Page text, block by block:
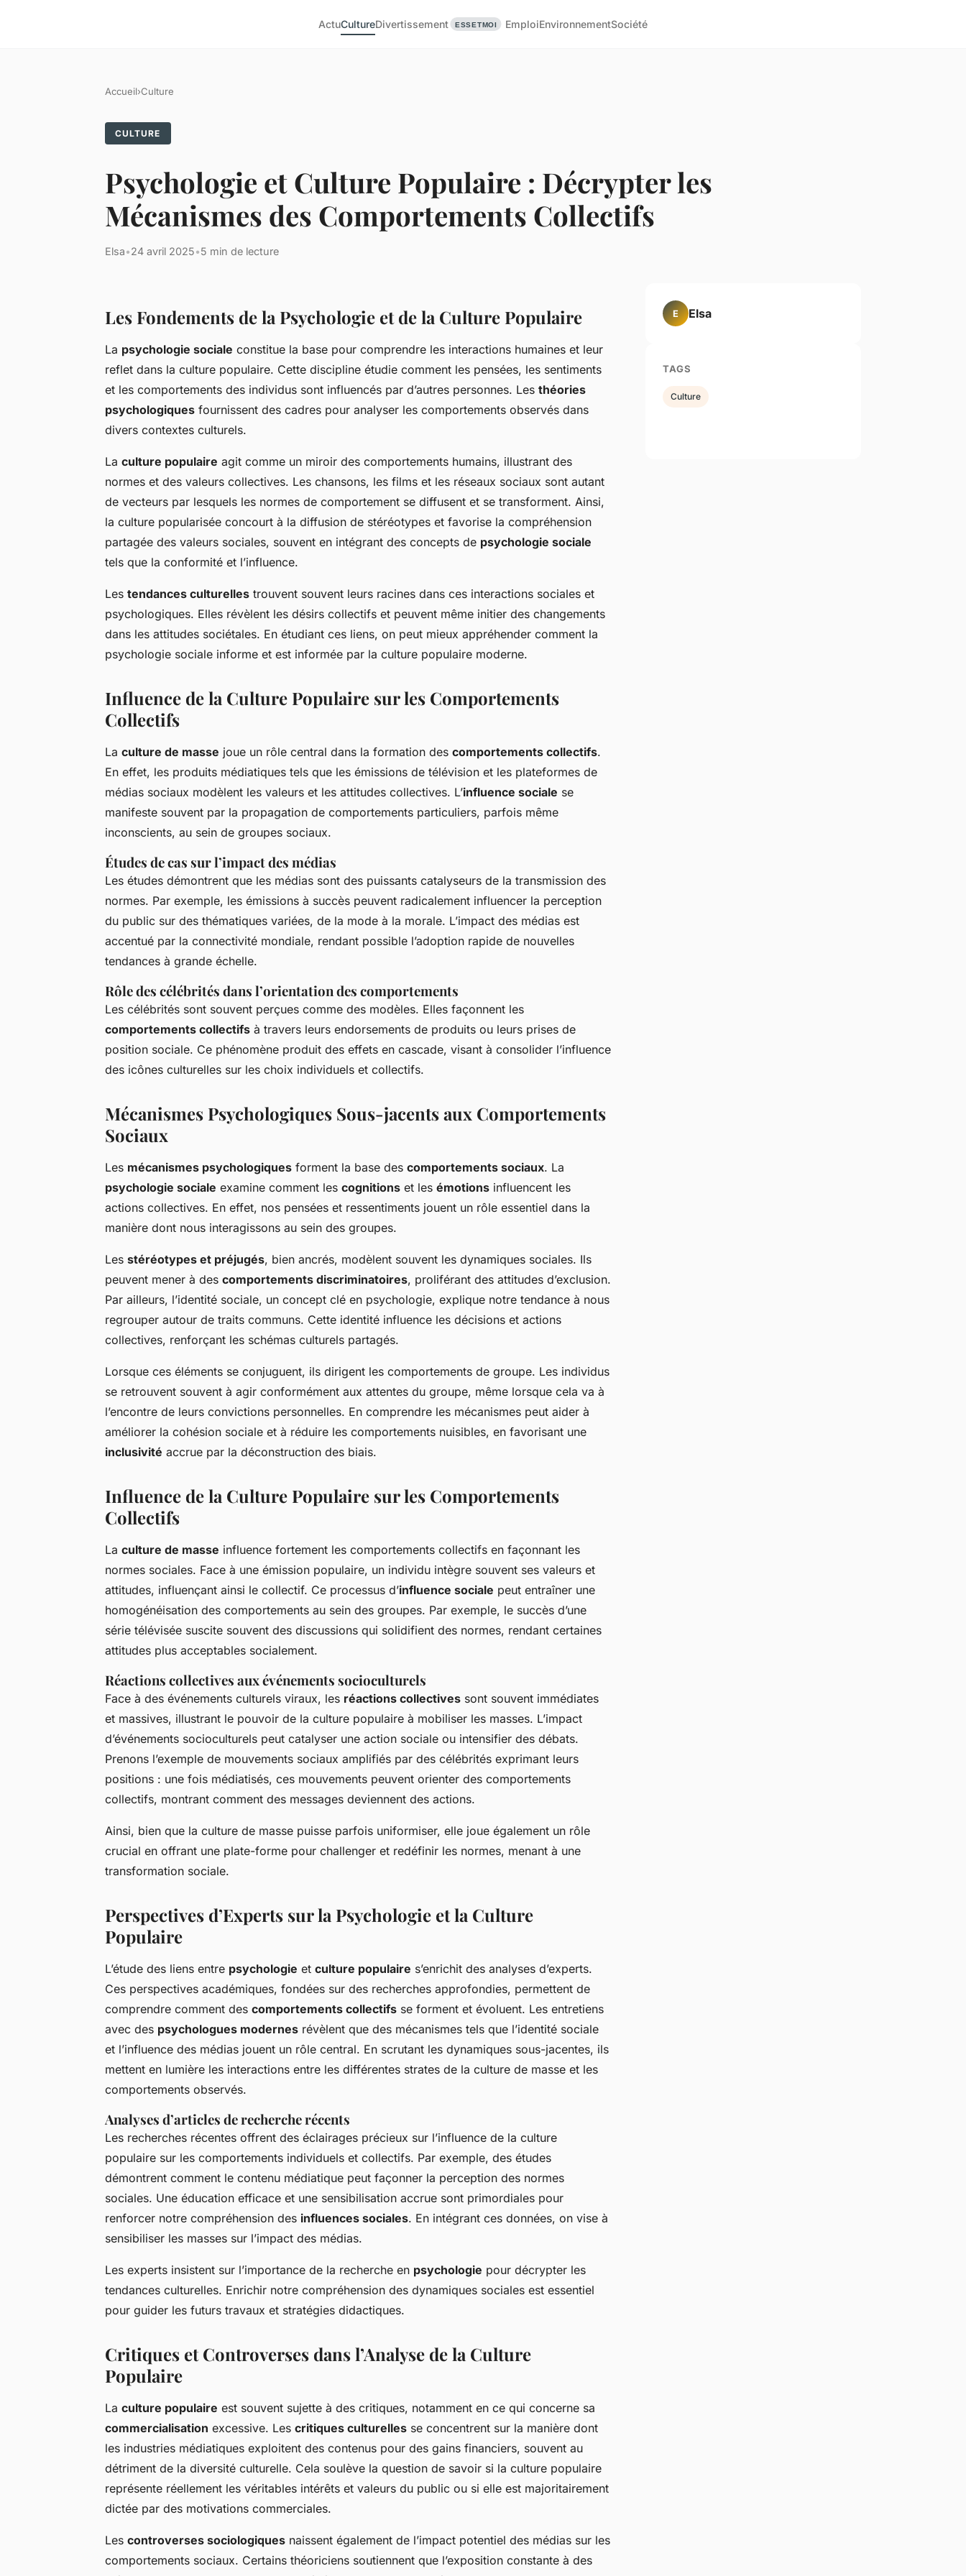
ActuCultureDivertissement EmploiEnvironnementSociété
Accueil›Culture
CULTURE
Psychologie et Culture Populaire : Décrypter les
Mécanismes des Comportements Collectifs
Elsa•24 avril 2025•5 min de lecture
Les Fondements de la Psychologie et de la Culture Populaire
La psychologie sociale constitue la base pour comprendre les interactions humaines et leur
reflet dans la culture populaire. Cette discipline étudie comment les pensées, les sentiments
et les comportements des individus sont influencés par d’autres personnes. Les théories
psychologiques fournissent des cadres pour analyser les comportements observés dans
divers contextes culturels.
La culture populaire agit comme un miroir des comportements humains, illustrant des
normes et des valeurs collectives. Les chansons, les films et les réseaux sociaux sont autant
de vecteurs par lesquels les normes de comportement se diffusent et se transforment. Ainsi,
la culture popularisée concourt à la diffusion de stéréotypes et favorise la compréhension
partagée des valeurs sociales, souvent en intégrant des concepts de psychologie sociale
tels que la conformité et l’influence.
Les tendances culturelles trouvent souvent leurs racines dans ces interactions sociales et
psychologiques. Elles révèlent les désirs collectifs et peuvent même initier des changements
dans les attitudes sociétales. En étudiant ces liens, on peut mieux appréhender comment la
psychologie sociale informe et est informée par la culture populaire moderne.
Influence de la Culture Populaire sur les Comportements
Collectifs
La culture de masse joue un rôle central dans la formation des comportements collectifs.
En effet, les produits médiatiques tels que les émissions de télévision et les plateformes de
médias sociaux modèlent les valeurs et les attitudes collectives. L’influence sociale se
manifeste souvent par la propagation de comportements particuliers, parfois même
inconscients, au sein de groupes sociaux.
Études de cas sur l’impact des médias
Les études démontrent que les médias sont des puissants catalyseurs de la transmission des
normes. Par exemple, les émissions à succès peuvent radicalement influencer la perception
du public sur des thématiques variées, de la mode à la morale. L’impact des médias est
accentué par la connectivité mondiale, rendant possible l’adoption rapide de nouvelles
tendances à grande échelle.
Rôle des célébrités dans l’orientation des comportements
Les célébrités sont souvent perçues comme des modèles. Elles façonnent les
comportements collectifs à travers leurs endorsements de produits ou leurs prises de
position sociale. Ce phénomène produit des effets en cascade, visant à consolider l’influence
des icônes culturelles sur les choix individuels et collectifs.
Mécanismes Psychologiques Sous-jacents aux Comportements
Sociaux
Les mécanismes psychologiques forment la base des comportements sociaux. La
psychologie sociale examine comment les cognitions et les émotions influencent les
actions collectives. En effet, nos pensées et ressentiments jouent un rôle essentiel dans la
manière dont nous interagissons au sein des groupes.
Les stéréotypes et préjugés, bien ancrés, modèlent souvent les dynamiques sociales. Ils
peuvent mener à des comportements discriminatoires, proliférant des attitudes d’exclusion.
Par ailleurs, l’identité sociale, un concept clé en psychologie, explique notre tendance à nous
regrouper autour de traits communs. Cette identité influence les décisions et actions
collectives, renforçant les schémas culturels partagés.
Lorsque ces éléments se conjuguent, ils dirigent les comportements de groupe. Les individus
se retrouvent souvent à agir conformément aux attentes du groupe, même lorsque cela va à
l’encontre de leurs convictions personnelles. En comprendre les mécanismes peut aider à
améliorer la cohésion sociale et à réduire les comportements nuisibles, en favorisant une
inclusivité accrue par la déconstruction des biais.
Influence de la Culture Populaire sur les Comportements
Collectifs
La culture de masse influence fortement les comportements collectifs en façonnant les
normes sociales. Face à une émission populaire, un individu intègre souvent ses valeurs et
attitudes, influençant ainsi le collectif. Ce processus d’influence sociale peut entraîner une
homogénéisation des comportements au sein des groupes. Par exemple, le succès d’une
série télévisée suscite souvent des discussions qui solidifient des normes, rendant certaines
attitudes plus acceptables socialement.
Réactions collectives aux événements socioculturels
Face à des événements culturels viraux, les réactions collectives sont souvent immédiates
et massives, illustrant le pouvoir de la culture populaire à mobiliser les masses. L’impact
d’événements socioculturels peut catalyser une action sociale ou intensifier des débats.
Prenons l’exemple de mouvements sociaux amplifiés par des célébrités exprimant leurs
positions : une fois médiatisés, ces mouvements peuvent orienter des comportements
collectifs, montrant comment des messages deviennent des actions.
Ainsi, bien que la culture de masse puisse parfois uniformiser, elle joue également un rôle
crucial en offrant une plate-forme pour challenger et redéfinir les normes, menant à une
transformation sociale.
Perspectives d’Experts sur la Psychologie et la Culture
Populaire
L’étude des liens entre psychologie et culture populaire s’enrichit des analyses d’experts.
Ces perspectives académiques, fondées sur des recherches approfondies, permettent de
comprendre comment des comportements collectifs se forment et évoluent. Les entretiens
avec des psychologues modernes révèlent que des mécanismes tels que l’identité sociale
et l’influence des médias jouent un rôle central. En scrutant les dynamiques sous-jacentes, ils
mettent en lumière les interactions entre les différentes strates de la culture de masse et les
comportements observés.
Analyses d’articles de recherche récents
Les recherches récentes offrent des éclairages précieux sur l’influence de la culture
populaire sur les comportements individuels et collectifs. Par exemple, des études
démontrent comment le contenu médiatique peut façonner la perception des normes
sociales. Une éducation efficace et une sensibilisation accrue sont primordiales pour
renforcer notre compréhension des influences sociales. En intégrant ces données, on vise à
sensibiliser les masses sur l’impact des médias.
Les experts insistent sur l’importance de la recherche en psychologie pour décrypter les
tendances culturelles. Enrichir notre compréhension des dynamiques sociales est essentiel
pour guider les futurs travaux et stratégies didactiques.
Critiques et Controverses dans l’Analyse de la Culture
Populaire
La culture populaire est souvent sujette à des critiques, notamment en ce qui concerne sa
commercialisation excessive. Les critiques culturelles se concentrent sur la manière dont
les industries médiatiques exploitent des contenus pour des gains financiers, souvent au
détriment de la diversité culturelle. Cela soulève la question de savoir si la culture populaire
représente réellement les véritables intérêts et valeurs du public ou si elle est majoritairement
dictée par des motivations commerciales.
Les controverses sociologiques naissent également de l’impact potentiel des médias sur les
comportements sociaux. Certains théoriciens soutiennent que l’exposition constante à des
E Elsa
TAGS
Culture